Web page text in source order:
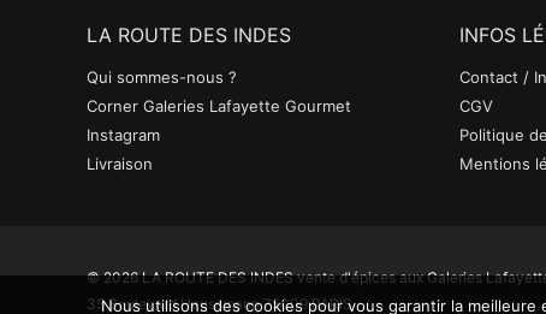
LA ROUTE DES INDES
Qui sommes-nous ?
Corner Galeries Lafayette Gourmet
Instagram
Livraison
INFOS
Contact /
CGV
Politique
Mentions
© 2026 LA ROUTE DES INDES vente d'épices aux Galeries
35 Boulevard Haussmann 75009 PARIS
Nous utilisons des cookies pour vous garantir la